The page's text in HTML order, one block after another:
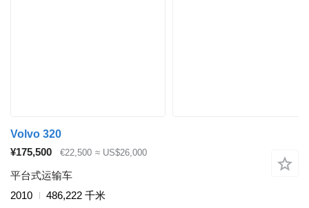
Volvo 320
¥175,500
€22,500 ≈ US$26,000
平台式运输车
2010
486,222 千米